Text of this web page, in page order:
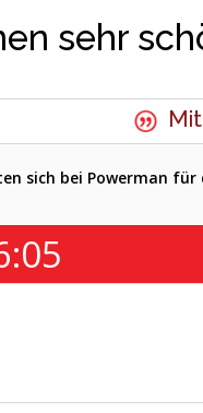
sehr
sich bei Powerman für